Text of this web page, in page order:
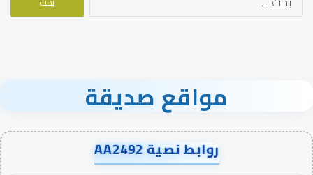
مواقع صديقة
روابط نصية AA2492